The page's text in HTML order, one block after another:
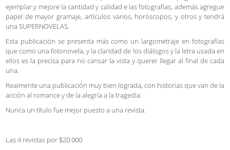
ejemplar y mejore la cantidad y calidad e las fotografías, además agregue
papel de mayor gramaje, artículos varios, horóscopos, y otros y tendrá
una SUPERNOVELAS.
Esta publicación se presenta más como un largometraje en fotografías
que como una fotonovela, y la claridad de los diálogos y la letra usada en
ellos es la precisa para no cansar la vista y querer llegar al final de cada
una.
Realmente una publicación muy bien lograda, con historias que van de la
acción al romance y de la alegría a la tragedia.
Nunca un título fue mejor puesto a una revista.
Las 4 revistas por $20.000